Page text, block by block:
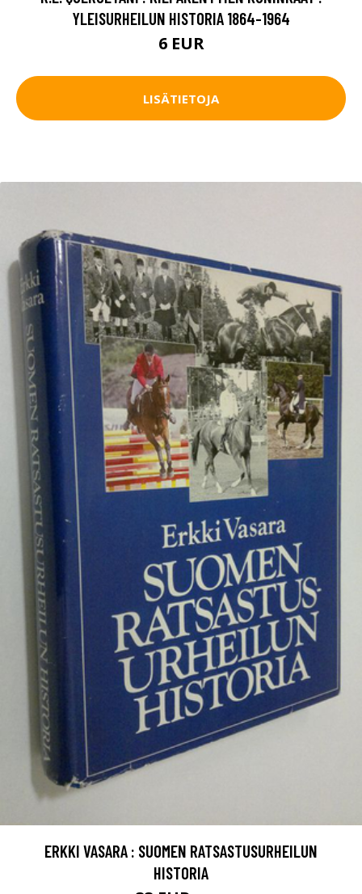
YLEISURHEILUN HISTORIA 1864-1964
6 EUR
LISÄTIETOJA
ERKKI VASARA : SUOMEN RATSASTUSURHEILUN
HISTORIA